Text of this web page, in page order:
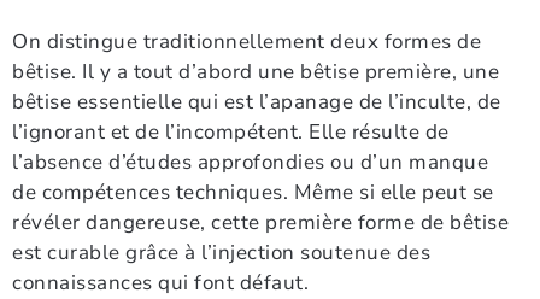
On distingue traditionnellement deux formes de
bêtise. Il y a tout d’abord une bêtise première, une
bêtise essentielle qui est l’apanage de l’inculte, de
l’ignorant et de l’incompétent. Elle résulte de
l’absence d’études approfondies ou d’un manque
de compétences techniques. Même si elle peut se
révéler dangereuse, cette première forme de bêtise
est curable grâce à l’injection soutenue des
connaissances qui font défaut.